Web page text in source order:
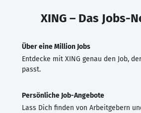
XING – Das Jobs-
Über eine Million Jobs
Entdecke mit XING genau den Job,
passt.
Persönliche Job-Angebote
Lass Dich finden von Arbeitgebern